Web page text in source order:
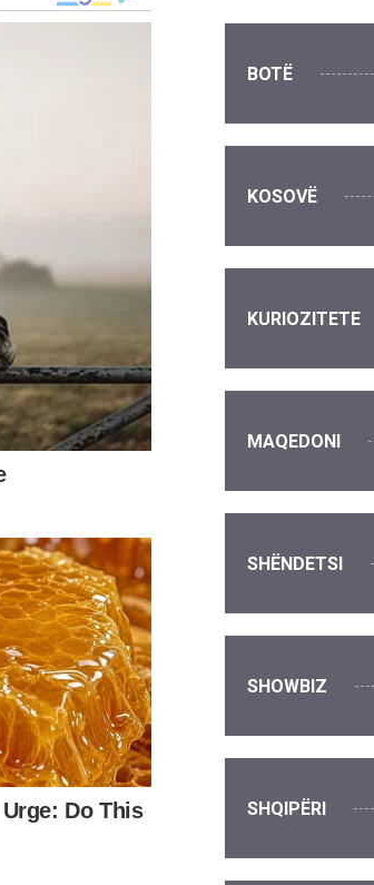
BOTË
KOSOVË
KURIOZITETE
MAQEDONI
SHËNDETSI
SHOWBIZ
SHQIPËRI